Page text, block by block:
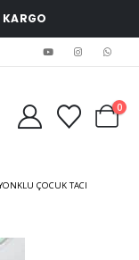
0
ÇOCUK TACI